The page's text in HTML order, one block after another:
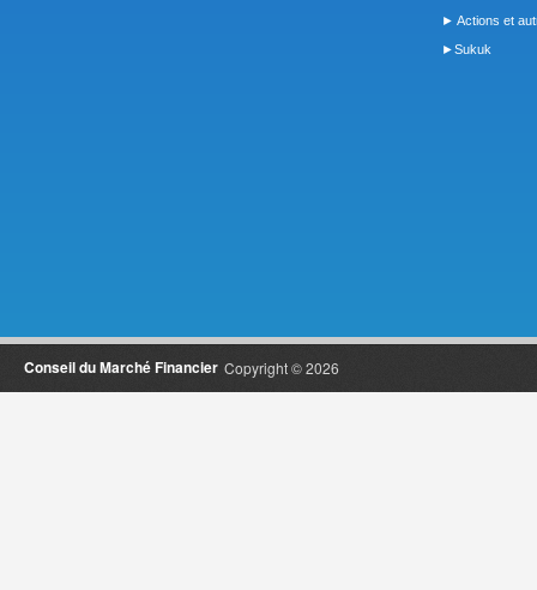
► Actions et
►Sukuk
Copyright © 2026
Conseil du Marché Financier